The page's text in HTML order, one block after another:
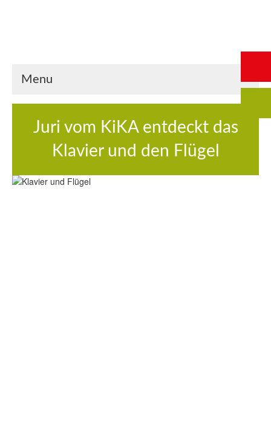
Menu
Juri vom KiKA entdeckt das
Klavier und den Flügel